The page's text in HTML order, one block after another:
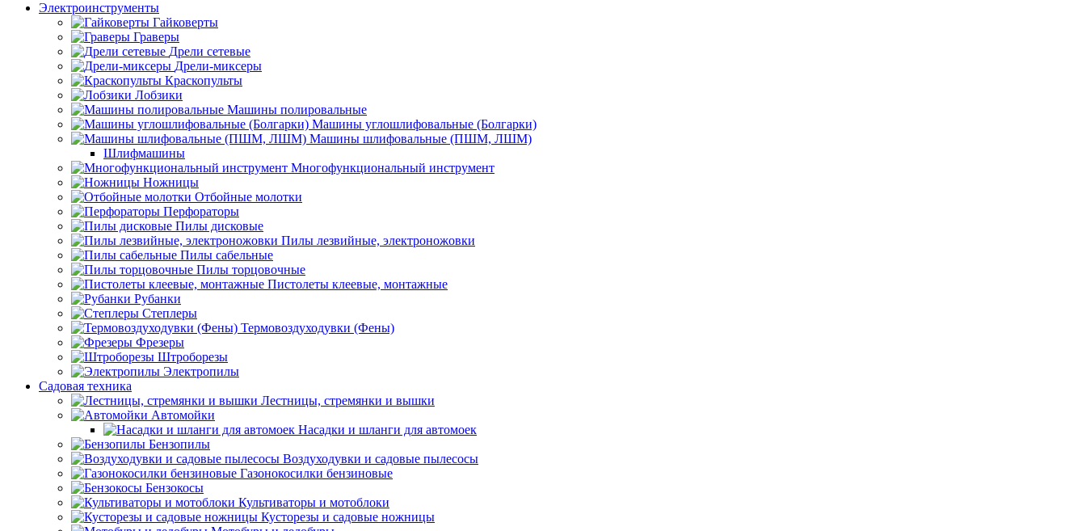
Электроинструменты
Гайковерты
Граверы
Дрели сетевые
Дрели-миксеры
Краскопульты
Лобзики
Машины полировальные
Машины углошлифовальные (Болгарки)
Машины шлифовальные (ПШМ, ЛШМ)
Шлифмашины
Многофункциональный инструмент
Ножницы
Отбойные молотки
Перфораторы
Пилы дисковые
Пилы лезвийные, электроножовки
Пилы сабельные
Пилы торцовочные
Пистолеты клеевые, монтажные
Рубанки
Степлеры
Термовоздуходувки (Фены)
Фрезеры
Штроборезы
Электропилы
Садовая техника
Лестницы, стремянки и вышки
Автомойки
Насадки и шланги для автомоек
Бензопилы
Воздуходувки и садовые пылесосы
Газонокосилки бензиновые
Бензокосы
Культиваторы и мотоблоки
Кусторезы и садовые ножницы